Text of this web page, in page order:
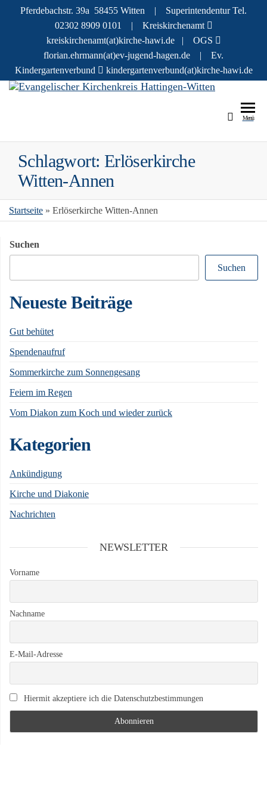
Pferdebachstr. 39a 58455 Witten | Superintendentur Tel.
02302 8909 0101 | Kreiskirchenamt
kreiskirchenamt(at)kirche-hawi.de | OGS
florian.ehrmann(at)ev-jugend-hagen.de | Ev.
Kindergartenverbund
kindergartenverbund(at)kirche-hawi.de
r
zu denMenü
Schlagwort: Erlöserkirche
Witten-Annen
Startseite » Erlöserkirche Witten-Annen
Suchen
Suchen
Neueste Beiträge
Gut behütet
Spendenaufruf
Sommerkirche zum Sonnengesang
Feiern im Regen
Vom Diakon zum Koch und wieder zurück
Kategorien
Ankündigung
Kirche und Diakonie
Nachrichten
NEWSLETTER
Vorname
Nachname
E-Mail-Adresse
Hiermit akzeptiere ich die Datenschutzbestimmungen